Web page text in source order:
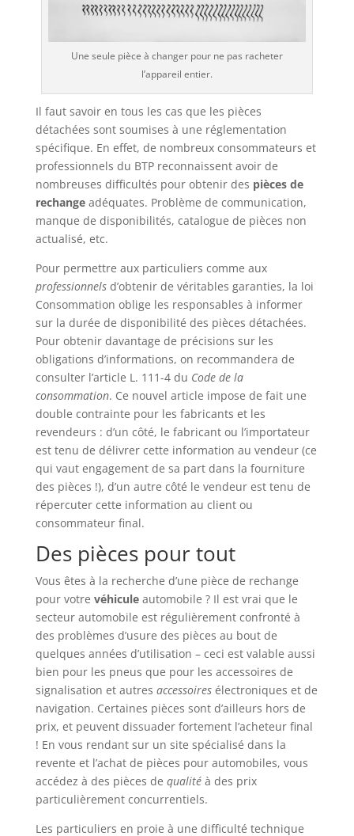
Une seule pièce à changer pour ne pas racheter
l’appareil entier.
Il faut savoir en tous les cas que les pièces
détachées sont soumises à une réglementation
spécifique. En effet, de nombreux consommateurs et
professionnels du BTP reconnaissent avoir de
nombreuses difficultés pour obtenir des pièces de
rechangeadéquates. Problème de communication,
manque de disponibilités, catalogue de pièces non
actualisé, etc.
Pour permettre aux particuliers comme aux
professionnelsd’obtenir de véritables garanties, la loi
Consommation oblige les responsables à informer
sur la durée de disponibilité des pièces détachées.
Pour obtenir davantage de précisions sur les
obligations d’informations, on recommandera de
consulter l’article L. 111-4 du Code de la
consommation. Ce nouvel article impose de fait une
double contrainte pour les fabricants et les
revendeurs : d’un côté, le fabricant ou l’importateur
est tenu de délivrer cette information au vendeur (ce
qui vaut engagement de sa part dans la fourniture
des pièces !), d’un autre côté le vendeur est tenu de
répercuter cette information au client ou
consommateur final.
Des pièces pour tout
Vous êtes à la recherche d’une pièce de rechange
pour votre véhiculeautomobile ? Il est vrai que le
secteur automobile est régulièrement confronté à
des problèmes d’usure des pièces au bout de
quelques années d’utilisation – ceci est valable aussi
bien pour les pneus que pour les accessoires de
signalisation et autres accessoiresélectroniques et de
navigation. Certaines pièces sont d’ailleurs hors de
prix, et peuvent dissuader fortement l’acheteur final
! En vous rendant sur un site spécialisé dans la
revente et l’achat de pièces pour automobiles, vous
accédez à des pièces de qualitéà des prix
particulièrement concurrentiels.
Les particuliers en proie à une difficulté technique